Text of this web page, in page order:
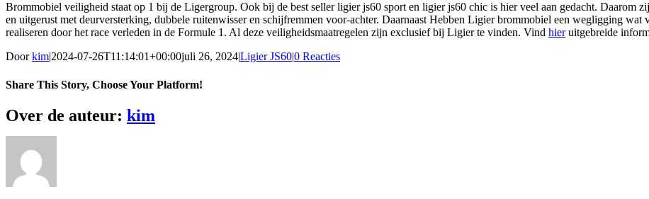
Brommobiel veiligheid staat op 1 bij de Ligergroup. Ook bij de best seller ligier js60 sport en ligier js60 chic is hier veel aan gedacht. Daarom
en uitgerust met deurversterking, dubbele ruitenwisser en schijfremmen voor-achter. Daarnaast Hebben Ligier brommobiel een wegligging
realiseren door het race verleden in de Formule 1. Al deze veiligheidsmaatregelen zijn exclusief bij Ligier te vinden. Vind hieruitgebreide
Doorkim|2024-07-26T11:14:01+00:00juli 26, 2024|Ligier JS60|0 Reacties
Share This Story, Choose Your Platform!
Facebook
Twitter
Reddit
LinkedIn
WhatsApp
Telegram
Tumblr
Pinterest
Vk
Xing
E-
mail
Over de auteur: kim